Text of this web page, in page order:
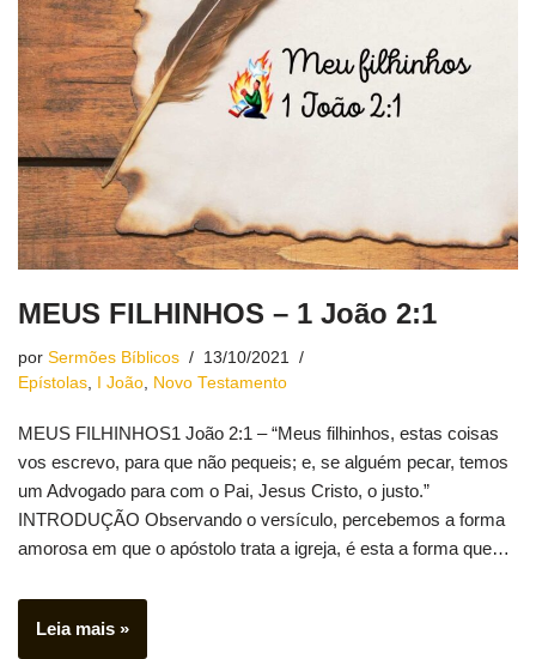
MEUS FILHINHOS – 1 João 2:1
por Sermões Bíblicos
13/10/2021
Epístolas, I João, Novo Testamento
MEUS FILHINHOS1 João 2:1 – “Meus filhinhos, estas coisas
vos escrevo, para que não pequeis; e, se alguém pecar, temos
um Advogado para com o Pai, Jesus Cristo, o justo.”
INTRODUÇÃO Observando o versículo, percebemos a forma
amorosa em que o apóstolo trata a igreja, é esta a forma que…
Leia mais »